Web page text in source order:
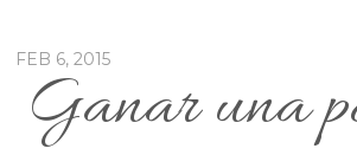
FEB 6, 2015
Ganar una